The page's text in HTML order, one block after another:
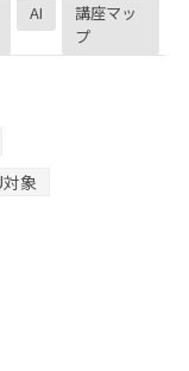
AI
講座マッ
プ
象